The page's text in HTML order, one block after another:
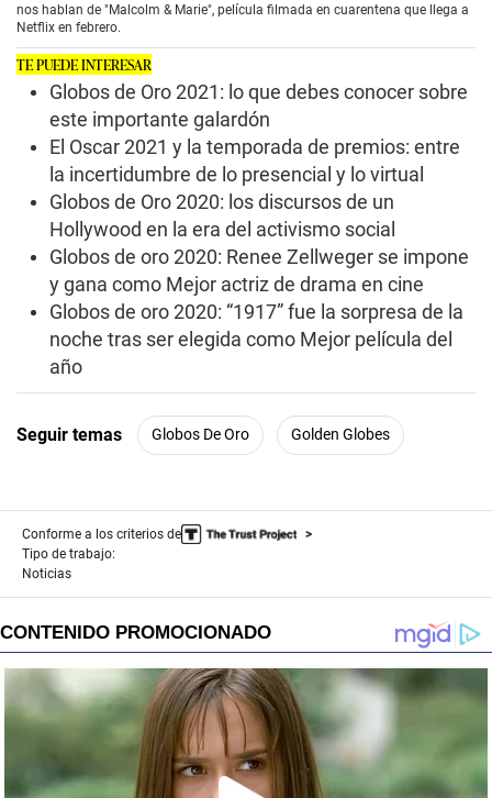
nos hablan de "Malcolm & Marie", película filmada en cuarentena que llega a
Netflix en febrero.
TE PUEDE INTERESAR
Globos de Oro 2021: lo que debes conocer sobre
este importante galardón
El Oscar 2021 y la temporada de premios: entre
la incertidumbre de lo presencial y lo virtual
Globos de Oro 2020: los discursos de un
Hollywood en la era del activismo social
Globos de oro 2020: Renee Zellweger se impone
y gana como Mejor actriz de drama en cine
Globos de oro 2020: “1917” fue la sorpresa de la
noche tras ser elegida como Mejor película del
año
Seguir temas Globos De Oro Golden Globes
Conforme a los criterios de
Tipo de trabajo:
Noticias